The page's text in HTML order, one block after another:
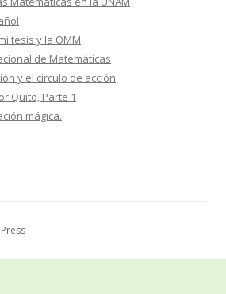
tesis y la OMM
de Matemáticas
y el círculo de acción
Quito, Parte 1
mágica.